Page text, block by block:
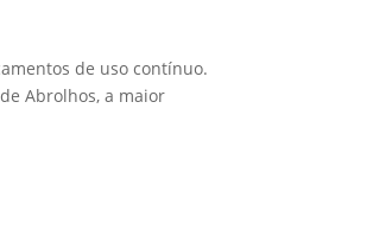
de uso contínuo.
Abrolhos, a maior